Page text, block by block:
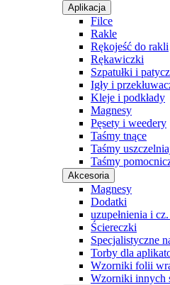
Aplikacja
Filce
Rakle
Rękojeść do rakli
Rękawiczki
Szpatułki i
Igły i
Kleje i podkłady
Magnesy
Pęsety i weedery
Taśmy tnące
Taśmy
Taśmy
Akcesoria
Magnesy
Dodatki
uzupełnienia i
Ściereczki
Specjalistyczne
Torby dla
Wzorniki folii
Wzorniki innych